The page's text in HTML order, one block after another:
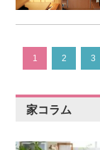
1 2 3
家コラム